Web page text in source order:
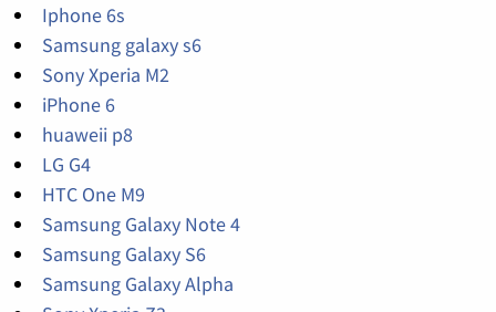
Iphone 6s
Samsung galaxy s6
Sony Xperia M2
iPhone 6
huaweii p8
LG G4
HTC One M9
Samsung Galaxy Note 4
Samsung Galaxy S6
Samsung Galaxy Alpha